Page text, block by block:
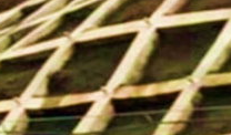
対空標識
島根県
2023.02.17
レーザー測量と写真測